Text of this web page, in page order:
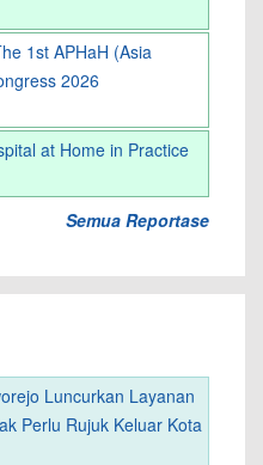
1st APHaH (Asia
2026
at Home in Practice
Semua Reportase
Luncurkan Layanan
Perlu Rujuk Keluar Kota